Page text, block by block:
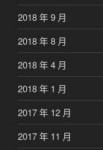
2018 年 9 月
2018 年 8 月
2018 年 4 月
2018 年 1 月
2017 年 12 月
2017 年 11 月